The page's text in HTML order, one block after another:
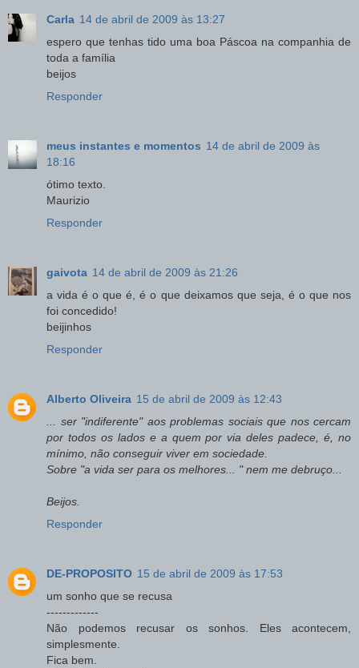
Carla 14 de abril de 2009 às 13:27
espero que tenhas tido uma boa Páscoa na companhia de
toda a família
beijos
Responder
meus instantes e momentos 14 de abril de 2009 às
18:16
ótimo texto.
Maurizio
Responder
gaivota 14 de abril de 2009 às 21:26
a vida é o que é, é o que deixamos que seja, é o que nos
foi concedido!
beijinhos
Responder
Alberto Oliveira 15 de abril de 2009 às 12:43
... ser "indiferente" aos problemas sociais que nos cercam
por todos os lados e a quem por via deles padece, é, no
mínimo, não conseguir viver em sociedade.
Sobre "a vida ser para os melhores... " nem me debruço...
Beijos.
Responder
DE-PROPOSITO 15 de abril de 2009 às 17:53
um sonho que se recusa
-------------
Não podemos recusar os sonhos. Eles acontecem,
simplesmente.
Fica bem.